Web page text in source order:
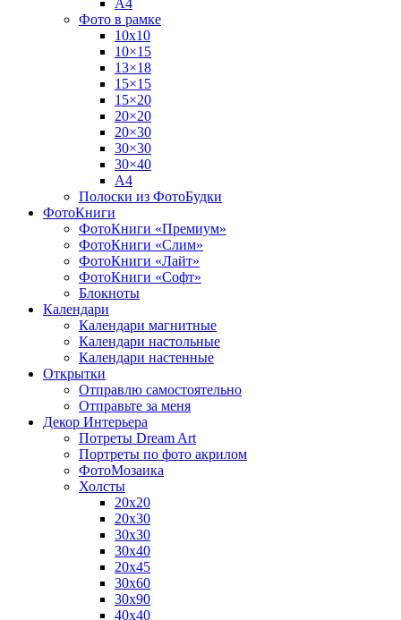
Фото в рамке
10х10
10×15
13×18
15×15
15×20
20×20
20×30
30×30
30×40
A4
Полоски из ФотоБудки
ФотоКниги
ФотоКниги «Премиум»
ФотоКниги «Слим»
ФотоКниги «Лайт»
ФотоКниги «Софт»
Блокноты
Календари
Календари магнитные
Календари настольные
Календари настенные
Открытки
Отправлю самостоятельно
Отправьте за меня
Декор Интерьера
Потреты Dream Art
Портреты по фото акрилом
ФотоМозаика
Холсты
20х20
20х30
30х30
30х40
20х45
30х60
30х90
40х40